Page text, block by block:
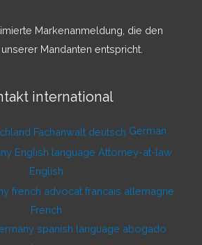
Markenanmeldung, die den
Mandanten entspricht.
international
German
English
French